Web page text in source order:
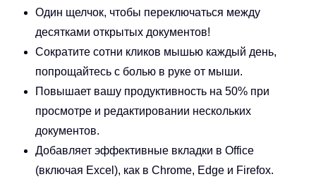
Один щелчок, чтобы переключаться между
десятками открытых документов!
Сократите сотни кликов мышью каждый день,
попрощайтесь с болью в руке от мыши.
Повышает вашу продуктивность на 50% при
просмотре и редактировании нескольких
документов.
Добавляет эффективные вкладки в Office
(включая Excel), как в Chrome, Edge и Firefox.